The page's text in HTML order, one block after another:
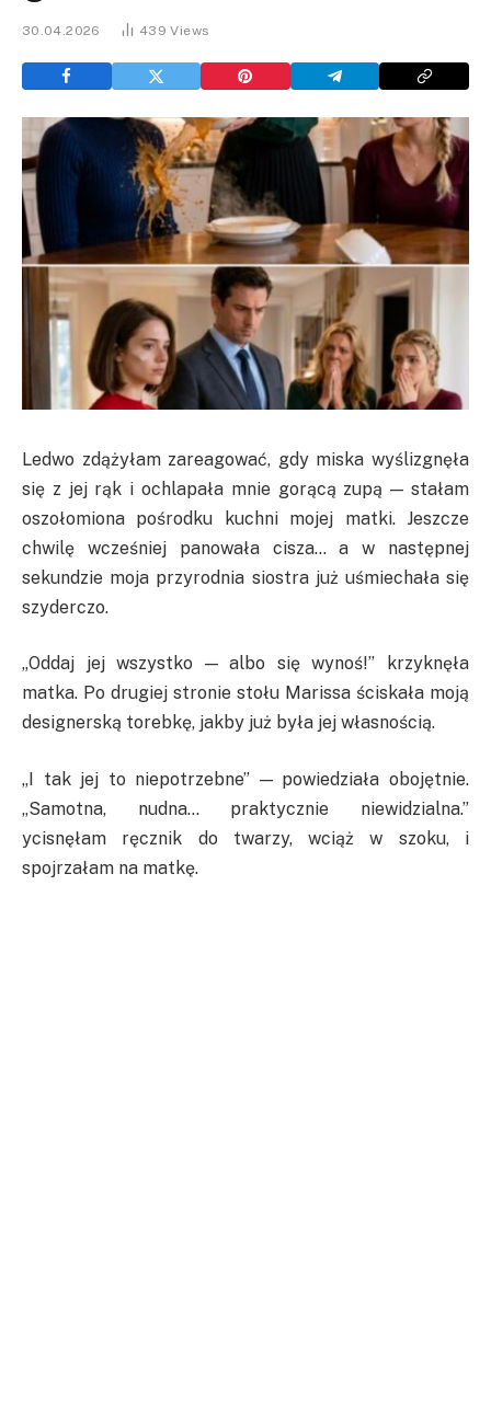
30.04.2026 439Views
Ledwo zdążyłam zareagować, gdy miska wyślizgnęła
się z jej rąk i ochlapała mnie gorącą zupą — stałam
oszołomiona pośrodku kuchni mojej matki. Jeszcze
chwilę wcześniej panowała cisza… a w następnej
sekundzie moja przyrodnia siostra już uśmiechała się
szyderczo.
„Oddaj jej wszystko — albo się wynoś!” krzyknęła
matka. Po drugiej stronie stołu Marissa ściskała moją
designerską torebkę, jakby już była jej własnością.
„I tak jej to niepotrzebne” — powiedziała obojętnie.
„Samotna, nudna… praktycznie niewidzialna.”
ycisnęłam ręcznik do twarzy, wciąż w szoku, i
spojrzałam na matkę.